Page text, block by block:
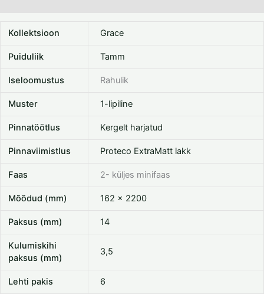
Kollektsioon Grace
Puiduliik Tamm
Iseloomustus Rahulik
Muster 1-lipiline
Pinnatöötlus Kergelt harjatud
Pinnaviimistlus Proteco ExtraMatt lakk
Faas 2- küljes minifaas
Mõõdud (mm) 162 x 2200
Paksus (mm) 14
Kulumiskihi
paksus (mm)
3,5
Lehti pakis 6